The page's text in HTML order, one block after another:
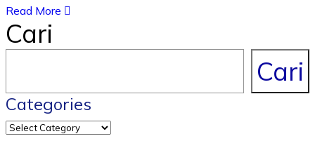
Read More
Cari
Cari
Categories